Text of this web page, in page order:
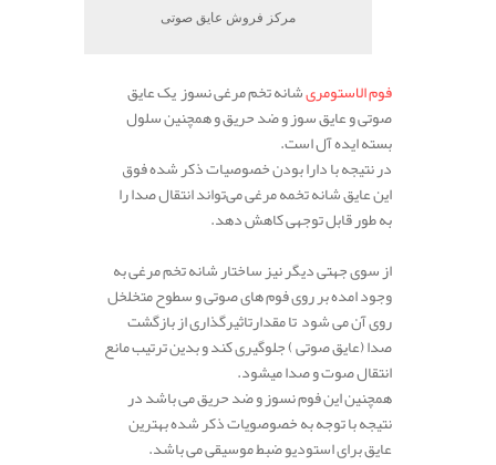
مرکز فروش عایق صوتی
فوم الاستومریشانه تخم مرغی نسوز یک عایق
صوتی و عایق سوز و ضد حریق و همچنین سلول
بسته ایده آل است.
در نتیجه با دارا بودن خصوصیات ذکر شده فوق
این عایق شانه تخمه مرغی می‌تواند انتقال صدا را
به طور قابل توجهی کاهش دهد.
از سوی جهتی دیگر نیز ساختار شانه تخم مرغی به
وجود امده بر روی فوم های صوتی و سطوح متخلخل
روی آن می‌ شود تا مقدارتاثیرگذاری از بازگشت
صدا (عایق صوتی ) جلوگیری کند و بدین ترتیب مانع
انتقال صوت و صدا میشود.
همچنین این فوم نسوز و ضد حریق می باشد در
نتیجه با توجه به خصوصویات ذکر شده بهترین
عایق برای استودیو ضبط موسیقی می باشد.